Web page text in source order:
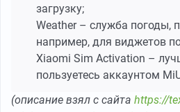
загрузку;
Weather – служба погоды,
например, для виджетов
Xiaomi Sim Activation –
пользуетесь аккаунтом
(описание взял с сайта https://